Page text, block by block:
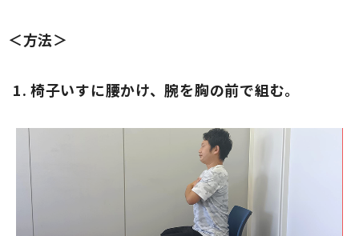
＜方法＞
椅子いすに腰かけ、腕を胸の前で組む。